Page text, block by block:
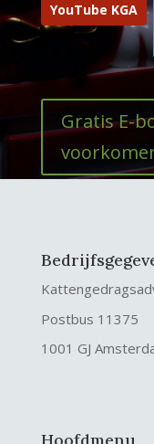
YouTube KGA
Gratis E-
Postbus 11375
1001 GJ